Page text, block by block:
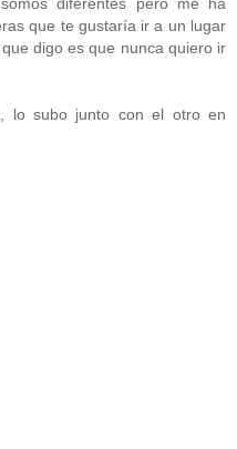
que te gustaría ir a un lugar
digo es que nunca quiero ir
lo subo junto con el otro en